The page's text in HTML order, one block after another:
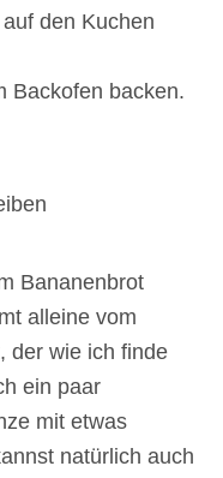
den Kuchen
Backofen backen.
Bananenbrot
alleine vom
der wie ich finde
ein paar
mit etwas
natürlich auch